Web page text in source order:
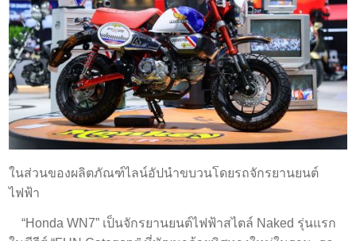
ในส่วนของผลิตภัณฑ์ไลน์อัปนำขบวนโดยรถจักรยานยนต์
ไฟฟ้า
“Honda WN7” เป็นจักรยานยนต์ไฟฟ้าสไตล์ Naked รุ่นแรก